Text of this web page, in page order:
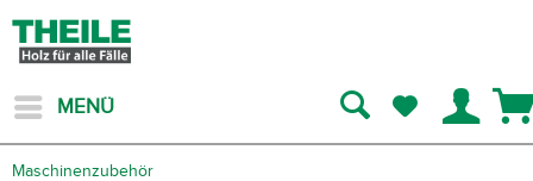
MENÜ
Maschinenzubehör